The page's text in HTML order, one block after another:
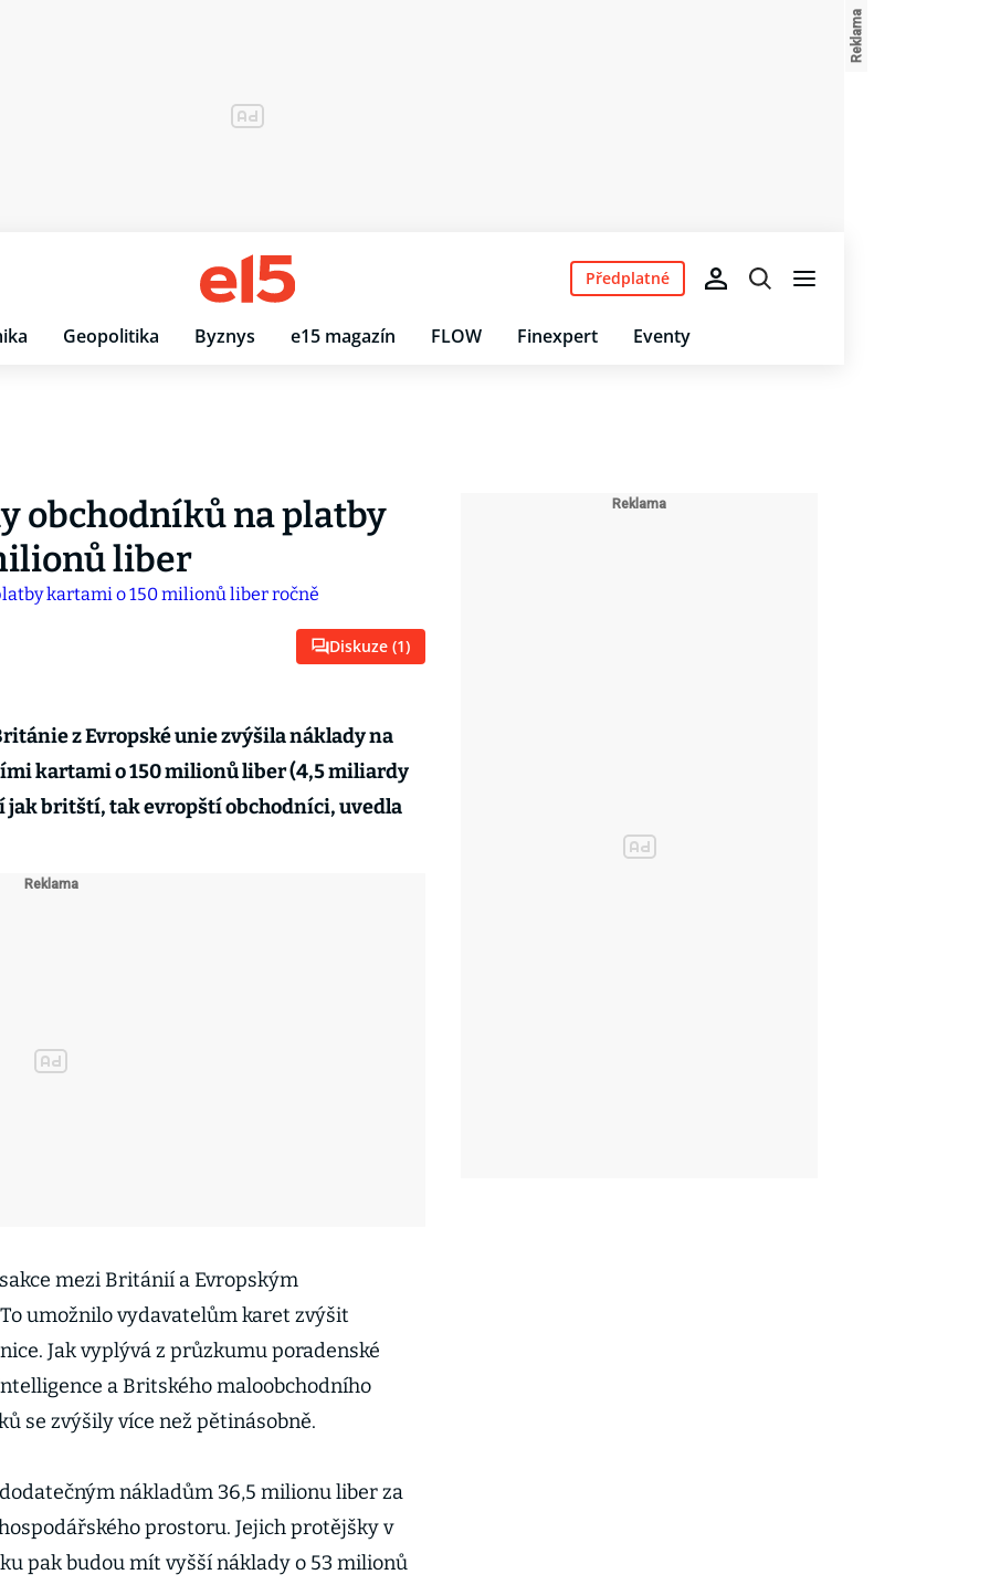
Geopolitika Byznys e15 magazín FLOW Finexpert Eventy
Předplatné
obchodníků na platby
liber
Diskuze (1)
z Evropské unie zvýšila náklady na
kartami o 150 milionů liber (4,5 miliardy
jak britští, tak evropští obchodníci, uvedla
mezi Británií a Evropským
umožnilo vydavatelům karet zvýšit
Jak vyplývá z průzkumu poradenské
a Britského maloobchodního
se zvýšily více než pětinásobně.
nákladům 36,5 milionu liber za
prostoru. Jejich protějšky v
pak budou mít vyšší náklady o 53 milionů